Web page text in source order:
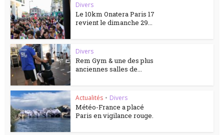
Divers
Le 10km Onatera Paris 17
revient le dimanche 29...
Divers
Rem Gym & une des plus
anciennes salles de...
Actualités • Divers
Météo-France a placé
Paris en vigilance rouge.